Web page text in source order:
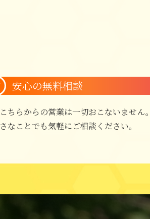
安心の無料相談
こちらからの営業は一切おこないません
さなことでも気軽にご相談ください。